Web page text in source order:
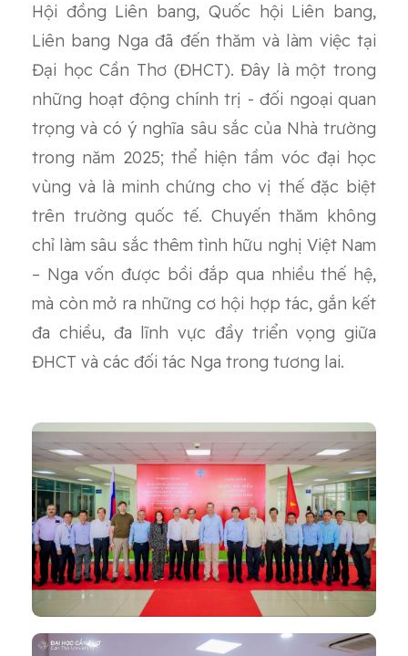
Hội đồng Liên bang, Quốc hội Liên bang,
Liên bang Nga đã đến thăm và làm việc tại
Đại học Cần Thơ (ĐHCT). Đây là một trong
những hoạt động chính trị - đối ngoại quan
trọng và có ý nghĩa sâu sắc của Nhà trường
trong năm 2025; thể hiện tầm vóc đại học
vùng và là minh chứng cho vị thế đặc biệt
trên trường quốc tế. Chuyến thăm không
chỉ làm sâu sắc thêm tình hữu nghị Việt Nam
– Nga vốn được bồi đắp qua nhiều thế hệ,
mà còn mở ra những cơ hội hợp tác, gắn kết
đa chiều, đa lĩnh vực đầy triển vọng giữa
ĐHCT và các đối tác Nga trong tương lai.